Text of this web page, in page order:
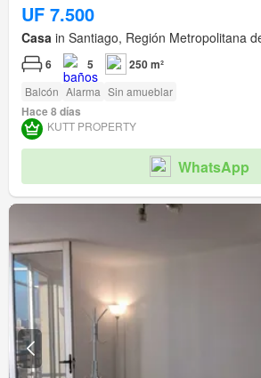
UF 7.500
Casa in Santiago, Región Metropolitana
6 5 250 m²
Balcón Alarma Sin amueblar
Hace 8 días
KUTT PROPERTY
WhatsApp